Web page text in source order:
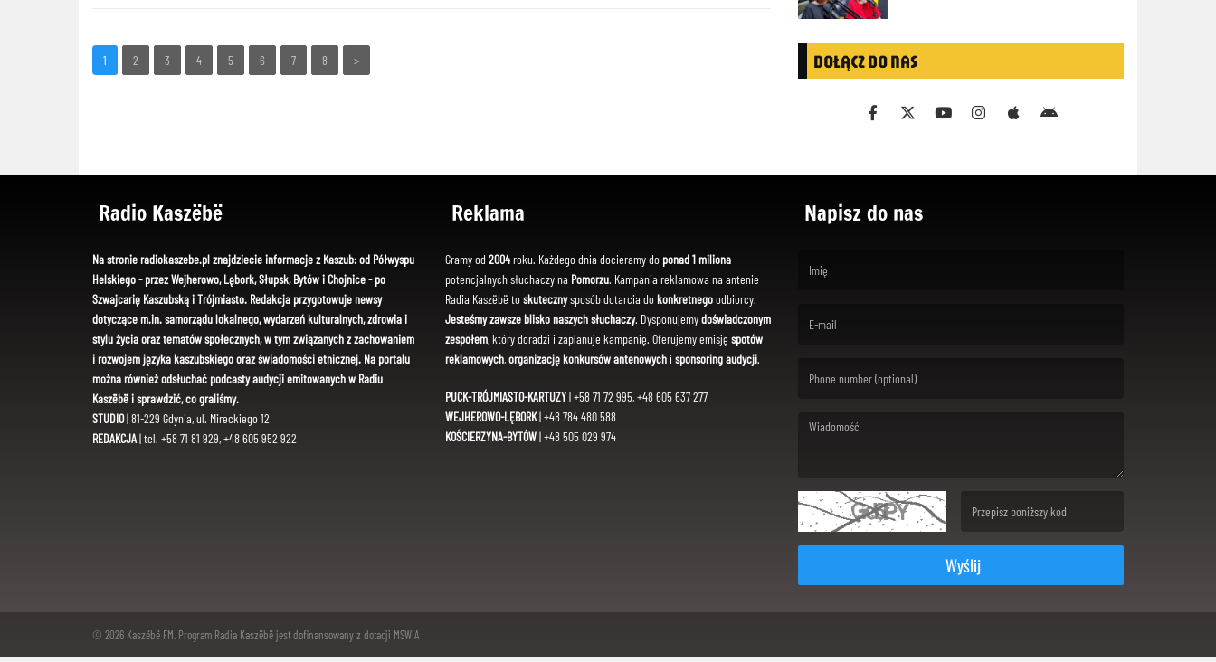
1 2 3 4 5 6 7 8 > DOŁĄCZ DO NAS
Radio Kaszëbë
Na stronie radiokaszebe.pl znajdziecie informacje z Kaszub: od Półwyspu
Helskiego - przez Wejherowo, Lębork, Słupsk, Bytów i Chojnice - po
Szwajcarię Kaszubską i Trójmiasto. Redakcja przygotowuje newsy
dotyczące m.in. samorządu lokalnego, wydarzeń kulturalnych, zdrowia i
stylu życia oraz tematów społecznych, w tym związanych z zachowaniem
i rozwojem języka kaszubskiego oraz świadomości etnicznej. Na portalu
można również odsłuchać podcasty audycji emitowanych w Radiu
Kaszëbë i sprawdzić, co graliśmy.
STUDIO| 81-229 Gdynia, ul. Mireckiego 12
REDAKCJA| tel. +58 71 81 929, +48 605 952 922
Reklama
Gramy od 2004roku. Każdego dnia docieramy do ponad 1 miliona
potencjalnych słuchaczy na Pomorzu. Kampania reklamowa na antenie
Radia Kaszëbë toskutecznysposób dotarcia dokonkretnegoodbiorcy.
Jesteśmy zawsze blisko naszych słuchaczy. Dysponujemydoświadczonym
zespołem, który doradzi i zaplanuje kampanię. Oferujemy emisję spotów
reklamowych,organizację konkursów antenowychi sponsoring audycji.
PUCK-TRÓJMIASTO-KARTUZY| +58 71 72 995, +48 605 637 277
WEJHEROWO-LĘBORK| +48 784 480 588
KOŚCIERZYNA-BYTÓW| +48 505 029 974
Napisz do nas
Wyślij
© 2026 Kaszëbë FM. Program Radia Kaszëbë jest dofinansowany z dotacji MSWiA